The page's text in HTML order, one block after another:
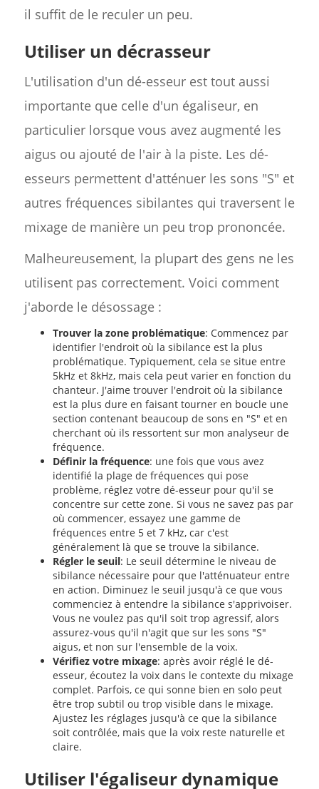
il suffit de le reculer un peu.
Utiliser un décrasseur
L'utilisation d'un dé-esseur est tout aussi
importante que celle d'un égaliseur, en
particulier lorsque vous avez augmenté les
aigus ou ajouté de l'air à la piste. Les dé-
esseurs permettent d'atténuer les sons "S" et
autres fréquences sibilantes qui traversent le
mixage de manière un peu trop prononcée.
Malheureusement, la plupart des gens ne les
utilisent pas correctement. Voici comment
j'aborde le désossage :
Trouver la zone problématique: Commencez par
identifier l'endroit où la sibilance est la plus
problématique. Typiquement, cela se situe entre
5kHz et 8kHz, mais cela peut varier en fonction du
chanteur. J'aime trouver l'endroit où la sibilance
est la plus dure en faisant tourner en boucle une
section contenant beaucoup de sons en "S" et en
cherchant où ils ressortent sur mon analyseur de
fréquence.
Définir la fréquence: une fois que vous avez
identifié la plage de fréquences qui pose
problème, réglez votre dé-esseur pour qu'il se
concentre sur cette zone. Si vous ne savez pas par
où commencer, essayez une gamme de
fréquences entre 5 et 7 kHz, car c'est
généralement là que se trouve la sibilance.
Régler le seuil: Le seuil détermine le niveau de
sibilance nécessaire pour que l'atténuateur entre
en action. Diminuez le seuil jusqu'à ce que vous
commenciez à entendre la sibilance s'apprivoiser.
Vous ne voulez pas qu'il soit trop agressif, alors
assurez-vous qu'il n'agit que sur les sons "S"
aigus, et non sur l'ensemble de la voix.
Vérifiez votre mixage: après avoir réglé le dé-
esseur, écoutez la voix dans le contexte du mixage
complet. Parfois, ce qui sonne bien en solo peut
être trop subtil ou trop visible dans le mixage.
Ajustez les réglages jusqu'à ce que la sibilance
soit contrôlée, mais que la voix reste naturelle et
claire.
Utiliser l'égaliseur dynamique